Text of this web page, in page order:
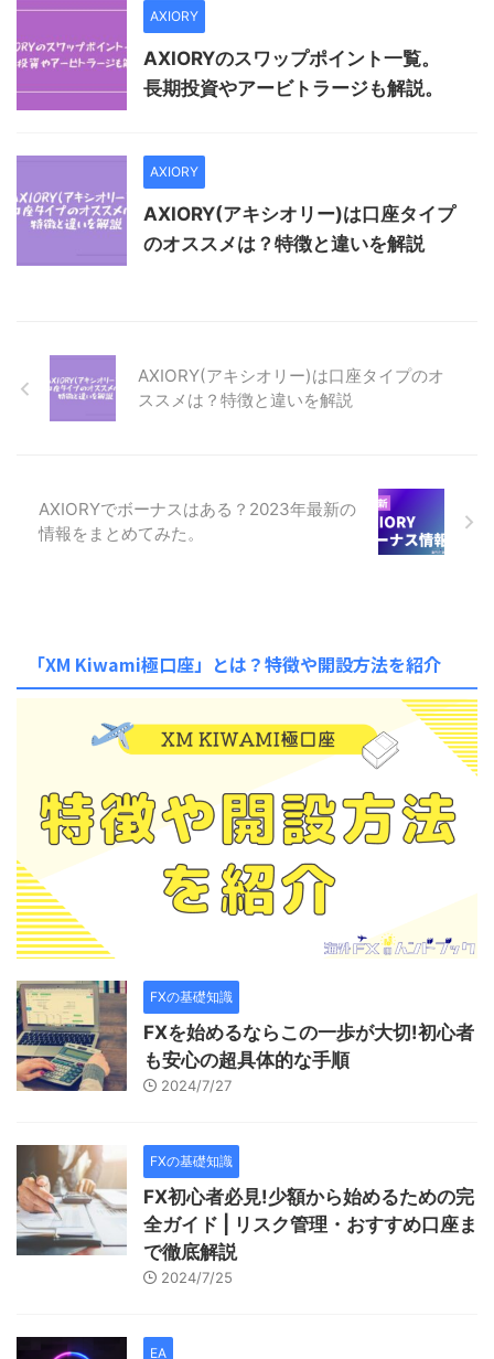
AXIORY
AXIORYのスワップポイント一覧。
長期投資やアービトラージも解説。
AXIORY
AXIORY(アキシオリー)は口座タイプ
のオススメは？特徴と違いを解説
AXIORY(アキシオリー)は口座タイプのオ
ススメは？特徴と違いを解説
AXIORYでボーナスはある？2023年最新の
情報をまとめてみた。
「XM Kiwami極口座」とは？特徴や開設方法を紹介
FXの基礎知識
FXを始めるならこの一歩が大切!初心者
も安心の超具体的な手順
2024/7/27
FXの基礎知識
FX初心者必見!少額から始めるための完
全ガイド | リスク管理・おすすめ口座ま
で徹底解説
2024/7/25
EA